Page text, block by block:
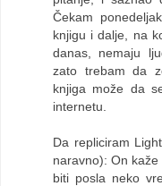
Čekam
knjigu i dalje, na
danas, nemaju
zato trebam da
knjiga može da
internetu.
Da repliciram
naravno): On
biti posla neko